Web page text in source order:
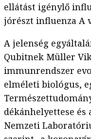
ellátást igénylő
jórészt influenza A
A jelenség
Qubitnek Müller
immunrendszer
elméleti biológus,
dékánhelyettese és
Nemzeti